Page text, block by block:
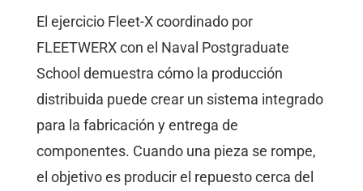
El ejercicio Fleet-X coordinado por
FLEETWERX con el Naval Postgraduate
School demuestra cómo la producción
distribuida puede crear un sistema integrado
para la fabricación y entrega de
componentes. Cuando una pieza se rompe,
el objetivo es producir el repuesto cerca del